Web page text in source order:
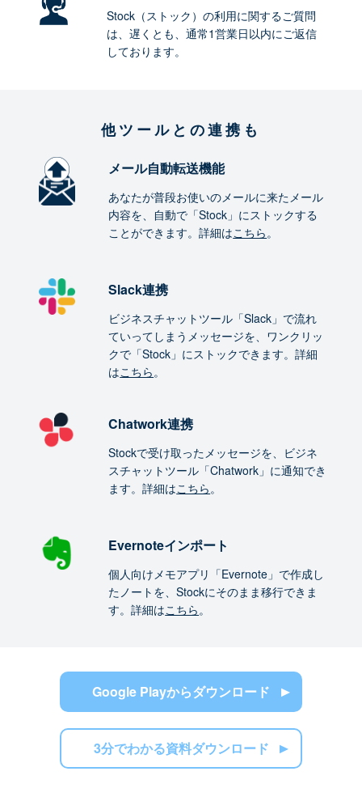
Stock（ストック）の利用に関するご質問
は、遅くとも、通常1営業日以内にご返信
しております。
他ツールとの連携も
メール自動転送機能
あなたが普段お使いのメールに来たメール
内容を、自動で「Stock」にストックする
ことができます。詳細はこちら。
Slack連携
ビジネスチャットツール「Slack」で流れ
ていってしまうメッセージを、ワンクリッ
クで「Stock」にストックできます。詳細
はこちら。
Chatwork連携
Stockで受け取ったメッセージを、ビジネ
スチャットツール「Chatwork」に通知でき
ます。詳細はこちら。
Evernoteインポート
個人向けメモアプリ「Evernote」で作成し
たノートを、Stockにそのまま移行できま
す。詳細はこちら。
Google Playからダウンロード
3分でわかる資料ダウンロード